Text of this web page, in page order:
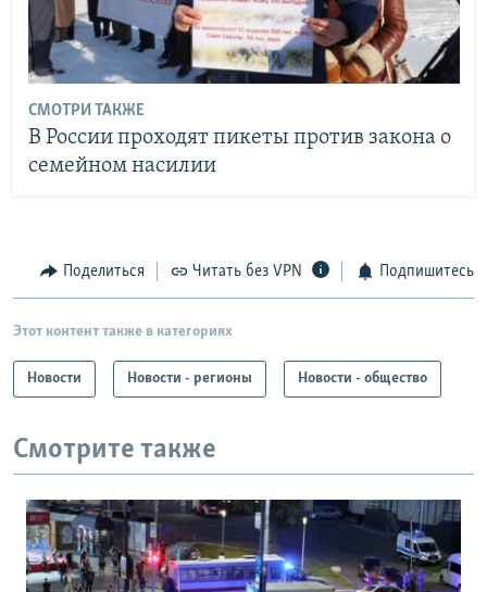
СМОТРИ ТАКЖЕ
В России проходят пикеты против закона о
семейном насилии
Поделиться Читать без VPN Подпишитесь
Этот контент также в категориях
Новости Новости - регионы Новости - общество
Смотрите также